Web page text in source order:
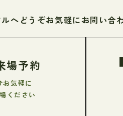
へ どうぞお気軽にお問い合
場予約
お気軽に
ください